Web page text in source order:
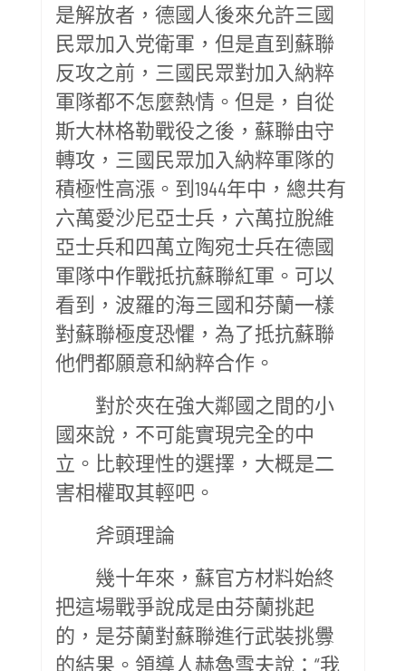
是解放者，德國人後來允許三國
民眾加入党衛軍，但是直到蘇聯
反攻之前，三國民眾對加入納粹
軍隊都不怎麼熱情。但是，自從
斯大林格勒戰役之後，蘇聯由守
轉攻，三國民眾加入納粹軍隊的
積極性高漲。到1944年中，總共有
六萬愛沙尼亞士兵，六萬拉脫維
亞士兵和四萬立陶宛士兵在德國
軍隊中作戰抵抗蘇聯紅軍。可以
看到，波羅的海三國和芬蘭一樣
對蘇聯極度恐懼，為了抵抗蘇聯
他們都願意和納粹合作。
對於夾在強大鄰國之間的小
國來說，不可能實現完全的中
立。比較理性的選擇，大概是二
害相權取其輕吧。
斧頭理論
幾十年來，蘇官方材料始終
把這場戰爭說成是由芬蘭挑起
的，是芬蘭對蘇聯進行武裝挑釁
的結果。領導人赫魯雪夫說：“我